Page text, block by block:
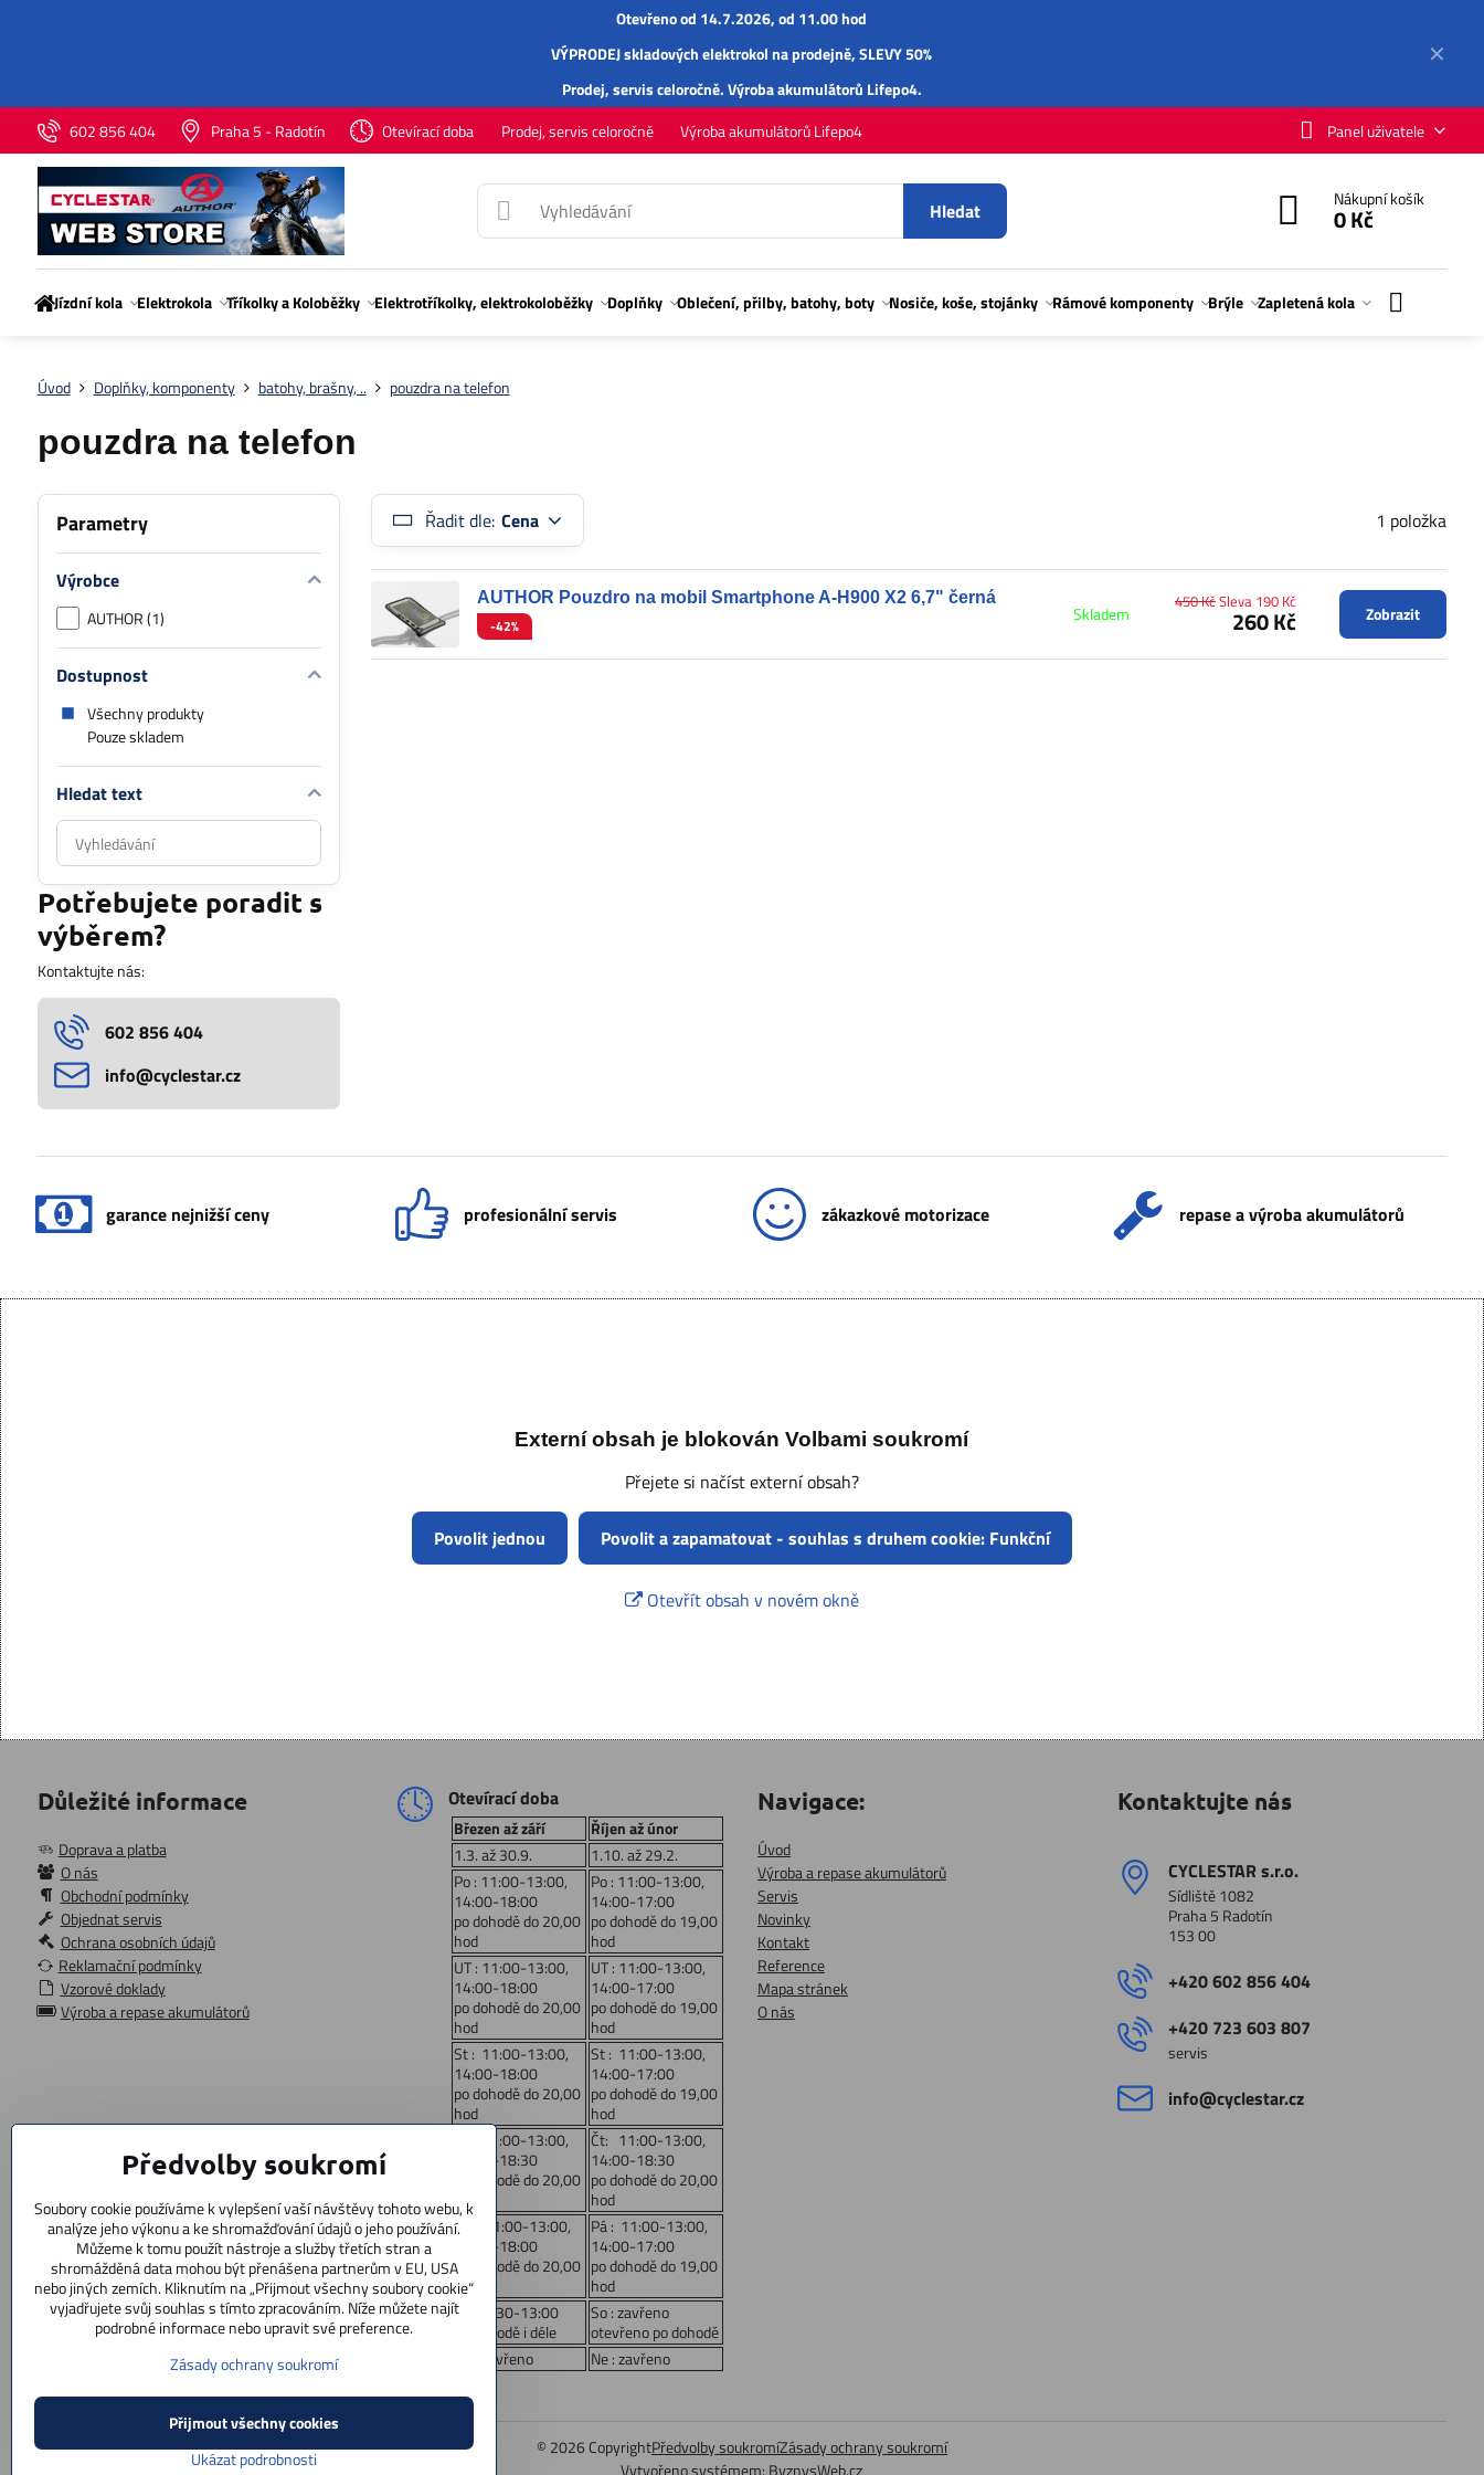
✕
Otevřeno od 14.7.2026, od 11.00 hod
VÝPRODEJ skladových elektrokol na prodejně, SLEVY 50%
Prodej,servisceloročně.Výroba akumulátorů Lifepo4.
602 856 404
Praha 5 - Radotín Otevírací doba Prodej, servis celoročně Výroba akumulátorů Lifepo4 Panel uživatele
Hledat Nákupní košík
0 Kč
Jízdní kola Elektrokola Tříkolky a Koloběžky Elektrotříkolky, elektrokoloběžky Doplňky Oblečení, přilby, batohy, boty Nosiče, koše, stojánky Rámové komponenty Brýle Zapletená kola
Úvod Doplňky, komponenty batohy, brašny, .. pouzdra na telefon
pouzdra na telefon
Řadit dle: Cena 1 položka
AUTHOR Pouzdro na mobil Smartphone A-H900 X2 6,7" černá
-42%
Skladem 260 Kč
450 KčSleva 190 Kč
Zobrazit
Parametry
Výrobce
AUTHOR (1)
Dostupnost
Všechny produkty
Pouze skladem
Hledat text
Prohledat
výsledky
filtru
fulltextem
Potřebujete poradit s
výběrem?
Kontaktujte nás:
602 856 404
info​@cyclestar​.cz
garance nejnižší ceny profesionální servis zákazkové motorizace repase a výroba akumulátorů
Externí obsah je blokován Volbami soukromí
Přejete si načíst externí obsah?
Povolit jednou Povolit a zapamatovat - souhlas s druhem cookie: Funkční
Otevřít obsah v novém okně
Důležité informace
Doprava a platba
O nás
Obchodní podmínky
Objednat servis
Ochrana osobních údajů
Reklamační podmínky
Vzorové doklady
Výroba a repase akumulátorů
Otevírací doba
Březen až září
Říjen až únor
1.3. až 30.9.
1.10. až 29.2.
Po : 11:00-13:00,
14:00-18:00
po dohodě do 20,00
hod
Po : 11:00-13:00,
14:00-17:00
po dohodě do 19,00
hod
UT : 11:00-13:00,
14:00-18:00
po dohodě do 20,00
hod
UT : 11:00-13:00,
14:00-17:00
po dohodě do 19,00
hod
St : 11:00-13:00,
14:00-18:00
po dohodě do 20,00
hod
St : 11:00-13:00,
14:00-17:00
po dohodě do 19,00
hod
Čt: 11:00-13:00,
14:00-18:30
po dohodě do 20,00
hod
Čt: 11:00-13:00,
14:00-18:30
po dohodě do 20,00
hod
Pá : 11:00-13:00,
14:00-18:00
po dohodě do 20,00
hod
Pá : 11:00-13:00,
14:00-17:00
po dohodě do 19,00
hod
So: 9:30-13:00
po dohodě i déle
So : zavřeno
otevřeno po dohodě
Ne : zavřeno
Ne : zavřeno
Navigace:
Úvod
Výroba a repase akumulátorů
Servis
Novinky
Kontakt
Reference
Mapa stránek
O nás
Kontaktujte nás
CYCLESTAR s​.r​.o​.
Sídliště 1082
Praha 5 Radotín
153 00
+420 602 856 404
+420 723 603 807
servis
info​@cyclestar​.cz
© 2026 CopyrightPředvolby soukromíZásady ochrany soukromí
Vytvořeno systémem: ByznysWeb.cz
Předvolby soukromí
Soubory cookie používáme k vylepšení vaší návštěvy tohoto webu, k
analýze jeho výkonu a ke shromažďování údajů o jeho používání.
Můžeme k tomu použít nástroje a služby třetích stran a
shromážděná data mohou být přenášena partnerům v EU, USA
nebo jiných zemích. Kliknutím na „Přijmout všechny soubory cookie“
vyjadřujete svůj souhlas s tímto zpracováním. Níže můžete najít
podrobné informace nebo upravit své preference.
Zásady ochrany soukromí
Ukázat podrobnosti
Přijmout všechny cookies